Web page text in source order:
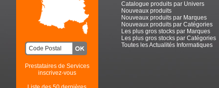
Prestataires de Services
inscrivez-vous
Catalogue produits par Univers
Nouveaux produits
Nouveaux produits par Marques
Nouveaux produits par Catégories
Les plus gros stocks par Marques
Les plus gros stocks par Catégories
Toutes les Actualités Informatiques